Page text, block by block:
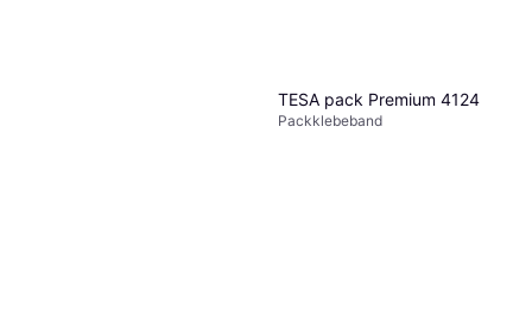
TESA pack Premium 4124
Packklebeband